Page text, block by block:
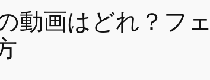
動画はどれ？フ